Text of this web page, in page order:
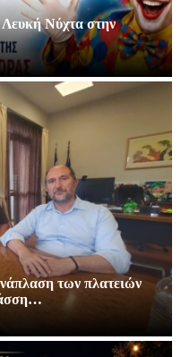
Λευκή Νύχτα στην
των πλατειών